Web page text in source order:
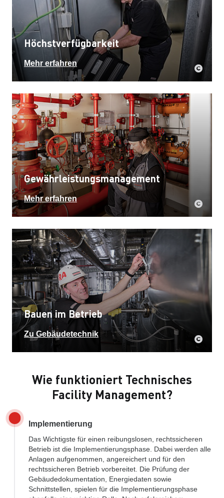
Höchstverfügbarkeit
Mehr erfahren
Gewährleistungsmanagement
Mehr erfahren
Bauen im Betrieb
Zu Gebäudetechnik
Wie funktioniert Technisches
Facility Management?
Implementierung
Das Wichtigste für einen reibungslosen, rechtssicheren
Betrieb ist die Implementierungsphase. Dabei werden alle
Anlagen aufgenommen, angereichert und für den
rechtssicheren Betrieb vorbereitet. Die Prüfung der
Gebäudedokumentation, Energiedaten sowie
Schnittstellen, spielen für die Implementierungsphase